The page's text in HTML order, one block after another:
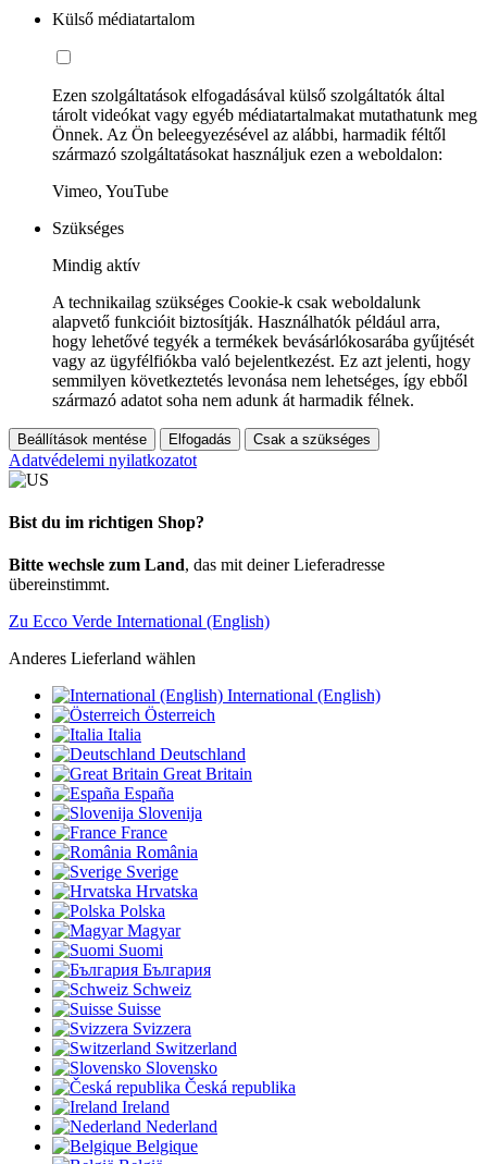
Külső médiatartalom
Ezen szolgáltatások elfogadásával külső szolgáltatók által
tárolt videókat vagy egyéb médiatartalmakat mutathatunk meg
Önnek. Az Ön beleegyezésével az alábbi, harmadik féltől
származó szolgáltatásokat használjuk ezen a weboldalon:
Vimeo, YouTube
Szükséges
Mindig aktív
A technikailag szükséges Cookie-k csak weboldalunk
alapvető funkcióit biztosítják. Használhatók például arra,
hogy lehetővé tegyék a termékek bevásárlókosarába gyűjtését
vagy az ügyfélfiókba való bejelentkezést. Ez azt jelenti, hogy
semmilyen következtetés levonása nem lehetséges, így ebből
származó adatot soha nem adunk át harmadik félnek.
Beállítások mentése Elfogadás Csak a szükséges
Adatvédelemi nyilatkozatot
Bist du im richtigen Shop?
Bitte wechsle zum Land, das mit deiner Lieferadresse
übereinstimmt.
Zu Ecco Verde International (English)
Anderes Lieferland wählen
International (English)
Österreich
Italia
Deutschland
Great Britain
España
Slovenija
France
România
Sverige
Hrvatska
Polska
Magyar
Suomi
България
Schweiz
Suisse
Svizzera
Switzerland
Slovensko
Česká republika
Ireland
Nederland
Belgique